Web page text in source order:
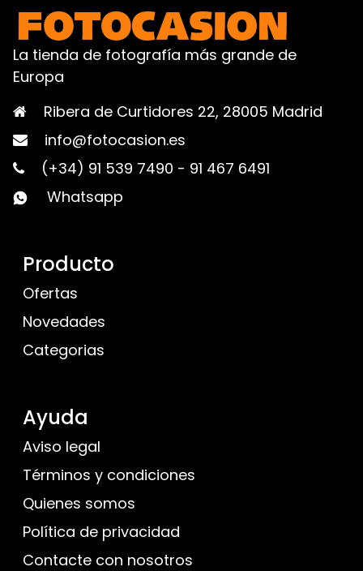
La tienda de fotografía más grande de
Europa
Ribera de Curtidores 22, 28005 Madrid
info@fotocasion.es
(+34) 91 539 7490 - 91 467 6491
Whatsapp
Producto
Ofertas
Novedades
Categorias
Ayuda
Aviso legal
Términos y condiciones
Quienes somos
Política de privacidad
Contacte con nosotros